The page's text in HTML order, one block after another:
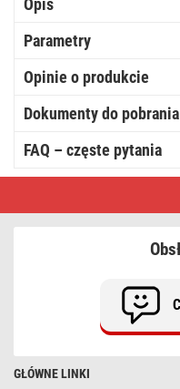
Opis
Parametry
Opinie o produkcie
Dokumenty do pobrania
FAQ – częste pytania
10x
GŁÓWNE LINKI